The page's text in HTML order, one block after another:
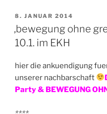
VERÖFFENTLICHT
AM
8. JANUAR 2014
‚bewegung ohne
10.1. im EKH
hier die ankuendigung
unserer nachbarschaft
Party & BEWEGUNG